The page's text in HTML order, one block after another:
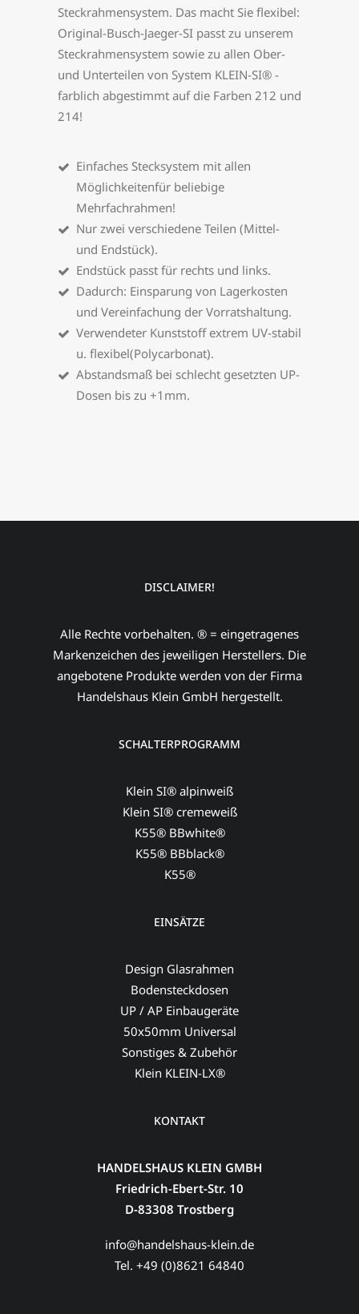
Steckrahmensystem. Das macht Sie flexibel:
Original-Busch-Jaeger-SI passt zu unserem
Steckrahmensystem sowie zu allen Ober-
und Unterteilen von System KLEIN-SI® -
farblich abgestimmt auf die Farben 212 und
214!
Einfaches Stecksystem mit allen
Möglichkeitenfür beliebige
Mehrfachrahmen!
Nur zwei verschiedene Teilen (Mittel-
und Endstück).
Endstück passt für rechts und links.
Dadurch: Einsparung von Lagerkosten
und Vereinfachung der Vorratshaltung.
Verwendeter Kunststoff extrem UV-stabil
u. flexibel(Polycarbonat).
Abstandsmaß bei schlecht gesetzten UP-
Dosen bis zu +1mm.
DISCLAIMER!
Alle Rechte vorbehalten. ® = eingetragenes
Markenzeichen des jeweiligen Herstellers. Die
angebotene Produkte werden von der Firma
Handelshaus Klein GmbH hergestellt.
SCHALTERPROGRAMM
Klein SI® alpinweiß
Klein SI® cremeweiß
K55® BBwhite®
K55® BBblack®
K55®
EINSÄTZE
Design Glasrahmen
Bodensteckdosen
UP / AP Einbaugeräte
50x50mm Universal
Sonstiges & Zubehör
Klein KLEIN-LX®
KONTAKT
HANDELSHAUS KLEIN GMBH
Friedrich-Ebert-Str. 10
D-83308 Trostberg
info@handelshaus-klein.de
Tel. +49 (0)8621 64840